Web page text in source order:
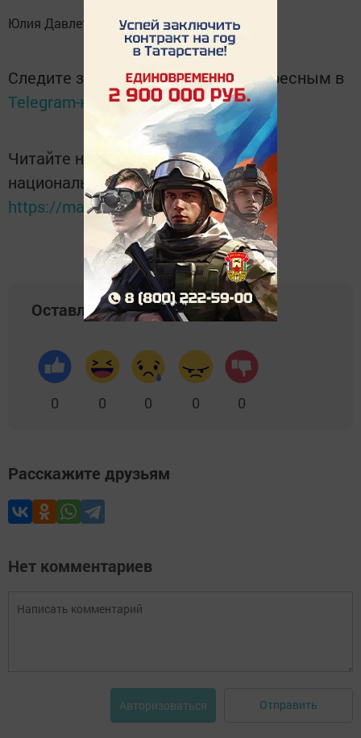
Юлия Давлетбаева
Следите за самым важным и интересным в
Telegram-каналеТатмедиа
Читайте новости Татарстана в
национальном мессенджере MАХ:
https://max.ru/tatmedia
Оставляйте реакции
0 0 0 0 0
Расскажите друзьям
Нет комментариев
Авторизоваться Отправить